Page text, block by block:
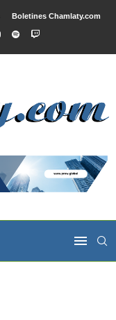
Boletines Chamlaty.com